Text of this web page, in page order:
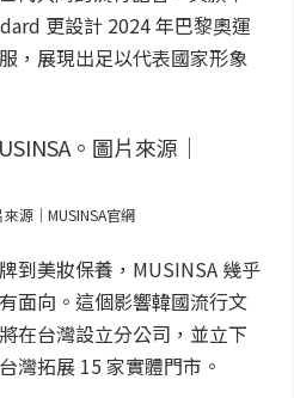
更設計 2024 年巴黎奧運
，展現出足以代表國家形象
源｜MUSINSA官網
到美妝保養，MUSINSA 幾乎
面向。這個影響韓國流行文
在台灣設立分公司，並立下
灣拓展 15 家實體門市。